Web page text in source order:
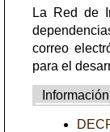
La Red de
correo
para el
Información